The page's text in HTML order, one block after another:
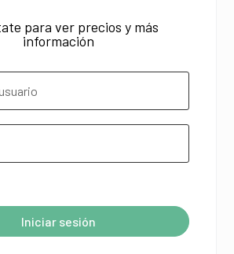
para ver precios y más
información
Iniciar sesión